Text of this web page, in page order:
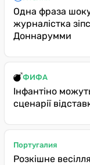
Одна фраза
журналістка
Доннарумми
ФИФА
Інфантіно
сценарії
Португалия
Розкішне